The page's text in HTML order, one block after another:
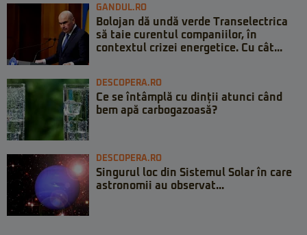
GANDUL.RO
Bolojan dă undă verde Transelectrica
să taie curentul companiilor, în
contextul crizei energetice. Cu cât...
DESCOPERA.RO
Ce se întâmplă cu dinții atunci când
bem apă carbogazoasă?
DESCOPERA.RO
Singurul loc din Sistemul Solar în care
astronomii au observat...